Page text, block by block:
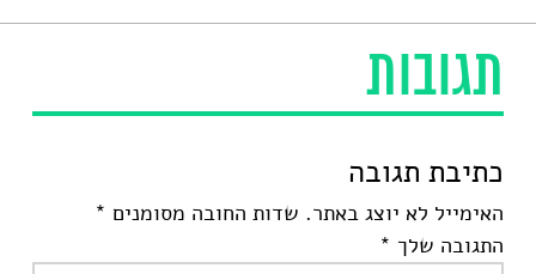
תגובות
כתיבת תגובה
האימייל לא יוצג באתר. שדות החובה מסומנים *
התגובה שלך *